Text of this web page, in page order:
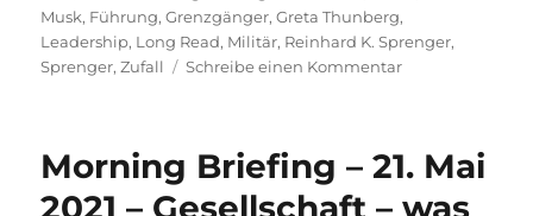
am
Musk, Führung,Grenzgänger,Greta Thunberg,
Leadership, Long Read, Militär, Reinhard K. Sprenger,
Sprenger,Zufall Schreibe einen Kommentarzu
Morning Briefing – 21. Mai